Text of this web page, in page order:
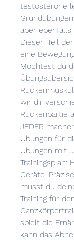
testosterone
aber
Diesen Teil
eine
Möchtest du
wir dir
Rückenpartie
JEDER
Übungen für
Übungen mit
Trainingsplan:
Geräte.
musst du
Training für
spielt die
kann das